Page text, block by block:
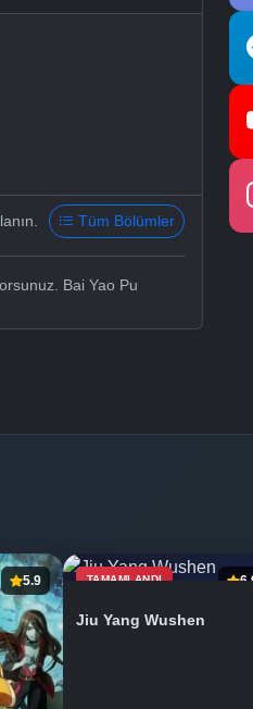
Tüm Bölümler
Bai Yao Pu
5.9 TAMAMLANDI
Jiu Yang Wushen